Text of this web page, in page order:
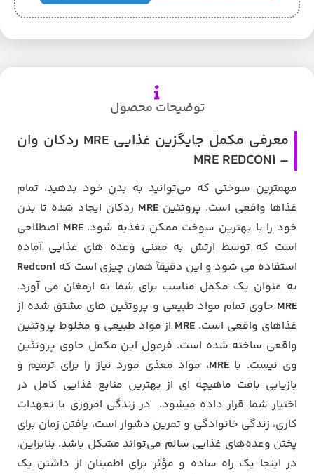
توضیحات محصول
معرفی مکمل جایگزین غذایی MRE ردکان وان
– MRE REDCON1
مهمترین سوختی که می‌توانید به بدن خود بدهید، تمام
غذاها واقعی است. پروتئین MRE ردکان ایجاد شده تا بدن
خود را با بهترین سوخت ممکن تغذیه شود.MRE اصطلاحی
است که توسط ارتش به معنی وعده های غذایی آماده
استفاده می شود و این دقیقاً همان چیزی است که Redcon۱
به عنوان یک مکمل مناسب برای شما به ارمغان می آورد.
MRE حاوی تمام مواد طبیعی و پروتئین های مشتق شده از
غذاهای واقعی است. MRE از مواد طبیعی و مخلوط پروتئین
واقعی ساخته شده است. فرمول این مکمل حاوی پروتئین
وی نیست. باMRE، مواد مغذی مورد نیاز را برای ترمیم و
بازیابی بافت ماهیچه ای از بهترین منابع غذایی کامل در
اختیار شما قرار داده میشود. در زندگی امروزی با تعهدات
کاری، زندگی خانوادگی و تمرین دشوار است، یافتن زمان برای
پختن وعده‌های غذایی سالم می‌تواند مشکل باشد. بنابراین،
در اینجا یک راه ساده و مؤثر برای اطمینان از داشتن یک